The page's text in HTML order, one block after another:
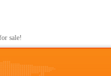
sale!